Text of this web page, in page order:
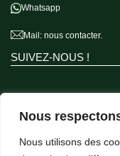
Nous
Nous utilisons des
Whatsapp
Mail: nous contacter.
SUIVEZ-NOUS !
A PROPOS
Qui sommes-nous ?